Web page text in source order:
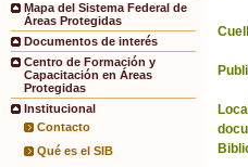
Mapa del Sistema Federal de
Áreas Protegidas
Documentos de interés
Centro de Formación y
Capacitación en Áreas
Protegidas
Institucional
Contacto
Qué es el SIB